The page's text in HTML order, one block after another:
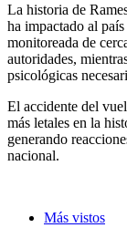
La historia de
ha impactado al
monitoreada de
autoridades,
psicológicas
El accidente del
más letales en la
generando
nacional.
Más vistos